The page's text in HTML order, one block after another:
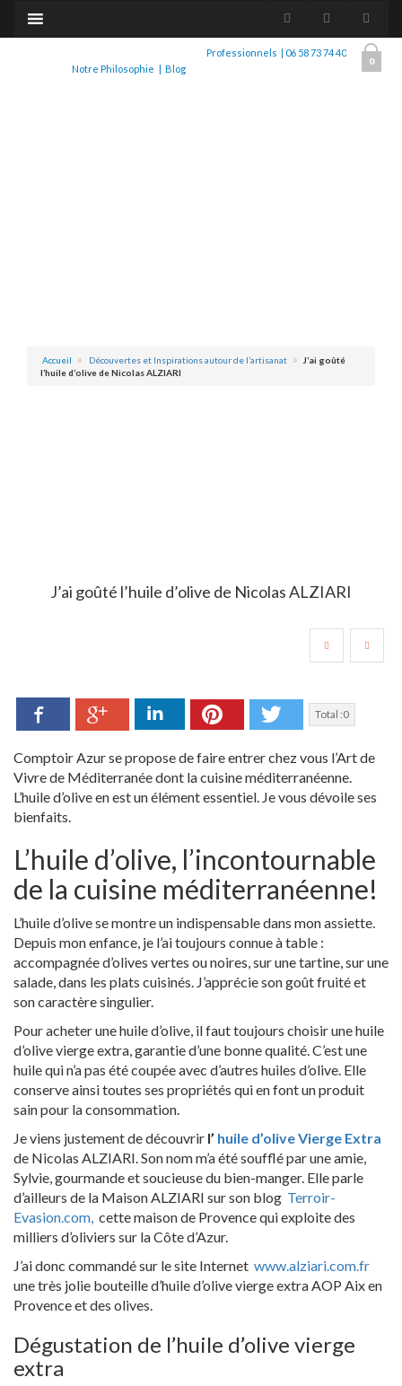
0
Notre Philosophie | Blog
Professionnels | 06 58 73 74 40
Accueil Découvertes et Inspirations autour de l’artisanat
J’ai goûté
l’huile d’olive de Nicolas ALZIARI
J’ai goûté l’huile d’olive de Nicolas ALZIARI
Facebook Google+ LinkedIn Pinterest Twitter
Total :0
Comptoir Azur se propose de faire entrer chez vous l’Art de
Vivre de Méditerranée dont la cuisine méditerranéenne.
L’huile d’olive en est un élément essentiel. Je vous dévoile ses
bienfaits.
L’huile d’olive, l’incontournable
de la cuisine méditerranéenne!
L’huile d’olive se montre un indispensable dans mon assiette.
Depuis mon enfance, je l’ai toujours connue à table :
accompagnée d’olives vertes ou noires, sur une tartine, sur une
salade, dans les plats cuisinés. J’apprécie son goût fruité et
son caractère singulier.
Pour acheter une huile d’olive, il faut toujours choisir une huile
d’olive vierge extra, garantie d’une bonne qualité. C’est une
huile qui n’a pas été coupée avec d’autres huiles d’olive. Elle
conserve ainsi toutes ses propriétés qui en font un produit
sain pour la consommation.
Je viens justement de découvrir l’ huile d’olive Vierge Extra
de Nicolas ALZIARI. Son nom m’a été soufflé par une amie,
Sylvie, gourmande et soucieuse du bien-manger. Elle parle
d’ailleurs de la Maison ALZIARI sur son blog Terroir-
Evasion.com, cette maison de Provence qui exploite des
milliers d’oliviers sur la Côte d’Azur.
J’ai donc commandé sur le site Internet www.alziari.com.fr
une très jolie bouteille d’huile d’olive vierge extra AOP Aix en
Provence et des olives.
Dégustation de l’huile d’olive vierge
extra